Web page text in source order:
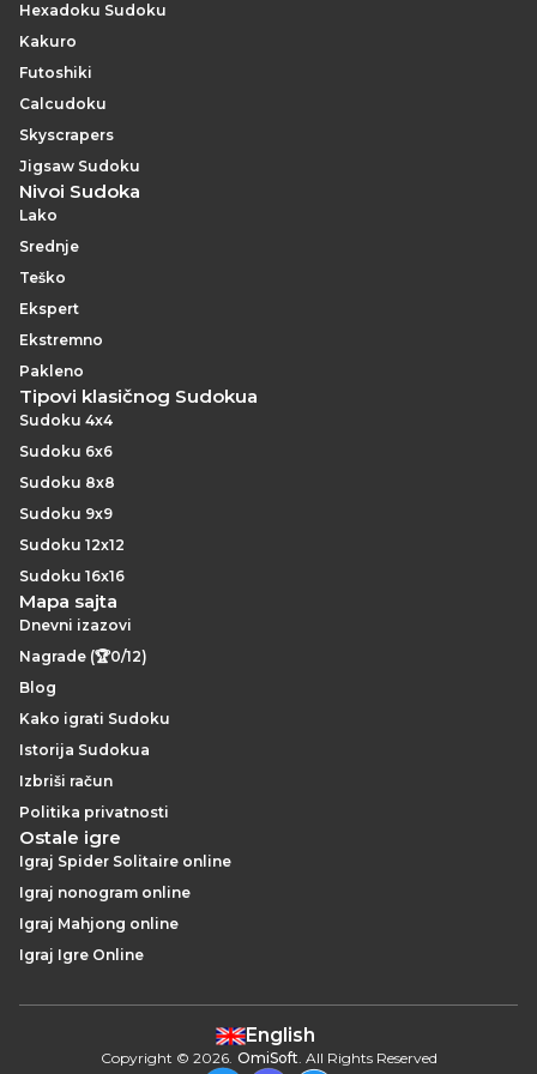
Hexadoku Sudoku
Kakuro
Futoshiki
Calcudoku
Skyscrapers
Jigsaw Sudoku
Nivoi Sudoka
Lako
Srednje
Teško
Ekspert
Ekstremno
Pakleno
Tipovi klasičnog Sudokua
Sudoku 4x4
Sudoku 6x6
Sudoku 8x8
Sudoku 9x9
Sudoku 12x12
Sudoku 16x16
Mapa sajta
Dnevni izazovi
Nagrade (🏆0/12)
Blog
Kako igrati Sudoku
Istorija Sudokua
Izbriši račun
Politika privatnosti
Ostale igre
Igraj Spider Solitaire online
Igraj nonogram online
Igraj Mahjong online
Igraj Igre Online
English
Copyright © 2026. OmiSoft. All Rights Reserved